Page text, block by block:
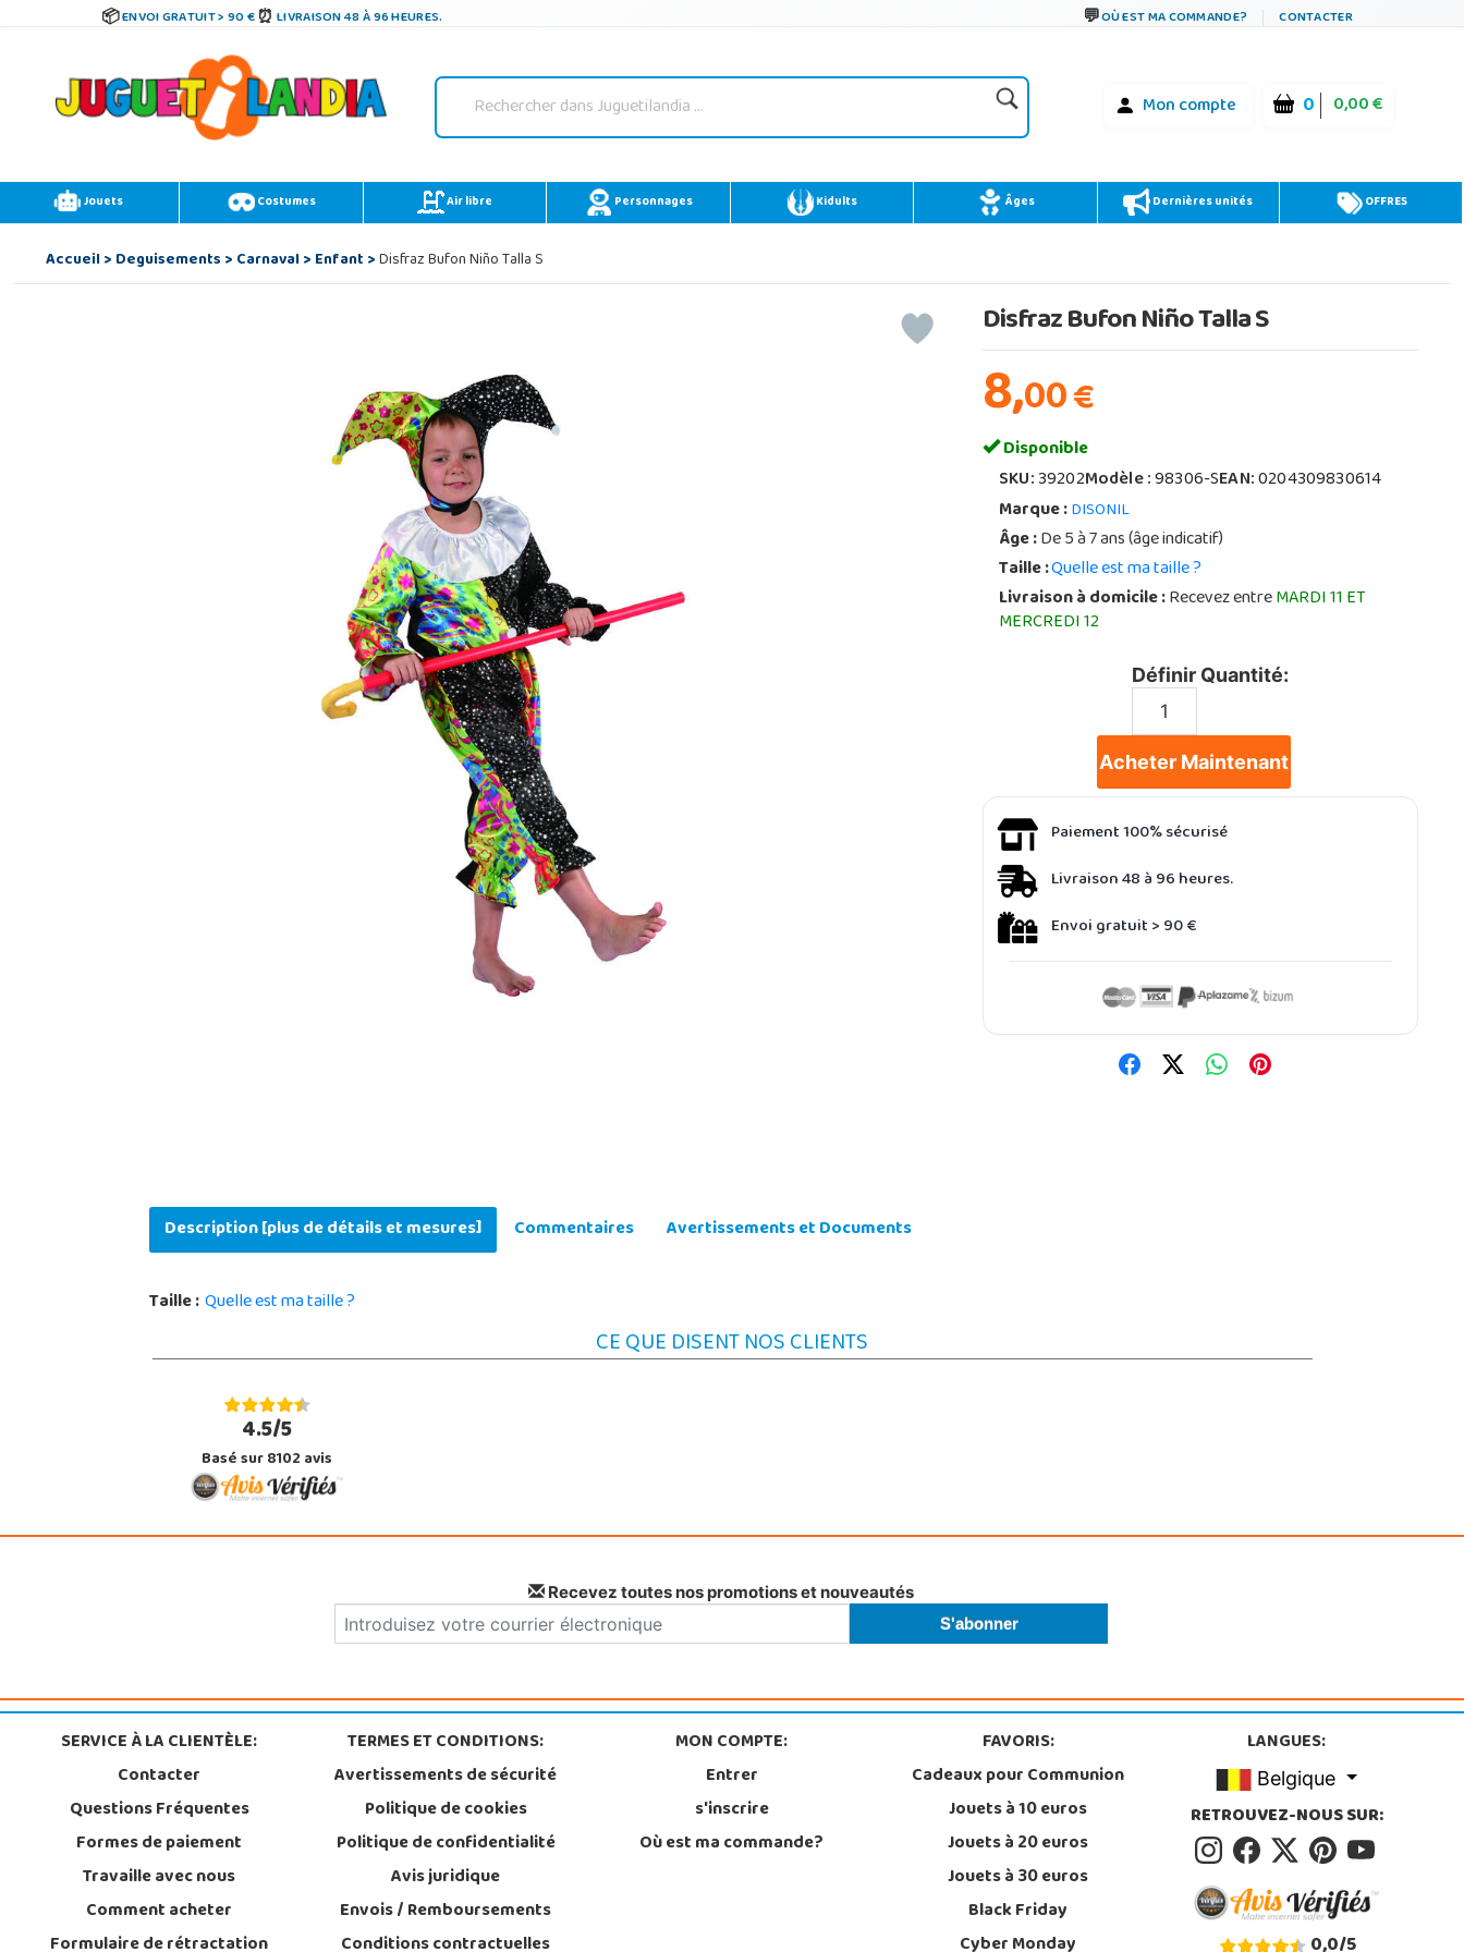
ENVOI GRATUIT > 90 € LIVRAISON 48 À 96 HEURES. OÙ EST MA COMMANDE? CONTACTER
Mon compte 0 0,00 €
Jouets Costumes Air libre Personnages Kidults Âges Dernières unités OFFRES
Accueil>Deguisements>Carnaval>Enfant>Disfraz Bufon Niño Talla S
Disfraz Bufon Niño Talla S
8,00€
Disponible
SKU:39202Modèle :98306-SEAN:0204309830614
Marque :DISONIL
Âge :De 5 à 7 ans (âge indicatif)
Taille :Quelle est ma taille ?
Livraison à domicile :Recevez entreMARDI 11 ET
MERCREDI 12
Définir Quantité:
Acheter Maintenant
Paiement 100% sécurisé
Livraison 48 à 96 heures.
Envoi gratuit > 90 €
Description [plus de détails et mesures] Commentaires Avertissements et Documents
Taille :Quelle est ma taille ?
CE QUE DISENT NOS CLIENTS
4.5/5
Basé sur 8102 avis
Recevez toutes nos promotions et nouveautés
SERVICE À LA CLIENTÈLE:
Contacter
Questions Fréquentes
Formes de paiement
Travaille avec nous
Comment acheter
TERMES ET CONDITIONS:
Avertissements de sécurité
Politique de cookies
Politique de confidentialité
Avis juridique
Envois / Remboursements
MON COMPTE:
Entrer
s'inscrire
Où est ma commande?
FAVORIS:
Cadeaux pour Communion
Jouets à 10 euros
Jouets à 20 euros
Jouets à 30 euros
Black Friday
LANGUES:
Belgique
RETROUVEZ-NOUS SUR: